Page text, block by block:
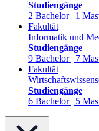
Studiengänge
2 Bachelor | 1
Fakultät
Informatik und
Studiengänge
9 Bachelor | 7
Fakultät
Studiengänge
6 Bachelor | 5